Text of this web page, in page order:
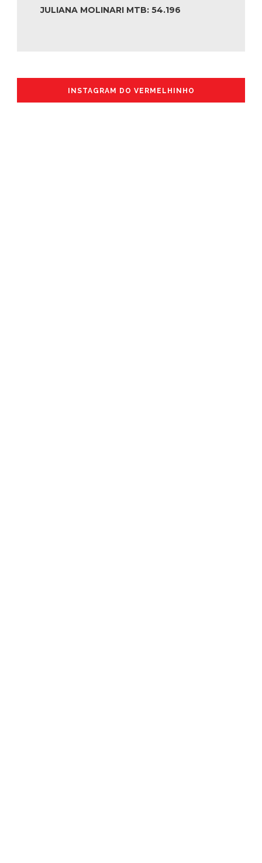
JULIANA MOLINARI MTB: 54.196
INSTAGRAM DO VERMELHINHO